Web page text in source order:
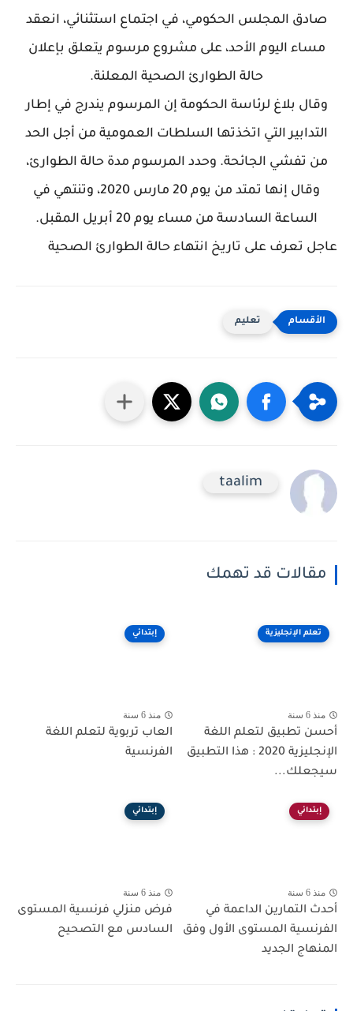
صادق المجلس الحكومي، في اجتماع استثنائي، انعقد
مساء اليوم الأحد، على مشروع مرسوم يتعلق بإعلان
حالة الطوارئ الصحية المعلنة.
وقال بلاغ لرئاسة الحكومة إن المرسوم يندرج في إطار
التدابير التي اتخذتها السلطات العمومية من أجل الحد
من تفشي الجائحة. وحدد المرسوم مدة حالة الطوارئ،
وقال إنها تمتد من يوم 20 مارس 2020، وتنتهي في
الساعة السادسة من مساء يوم 20 أبريل المقبل.
عاجل تعرف على تاريخ انتهاء حالة الطوارئ الصحية
تعليم
taalim
مقالات قد تهمك
تعلم الإنجليزية
منذ 6 سنة
أحسن تطبيق لتعلم اللغة
الإنجليزية 2020 : هذا التطبيق
سيجعلك...
إبتدائي
منذ 6 سنة
العاب تربوية لتعلم اللغة
الفرنسية
إبتدائي
منذ 6 سنة
أحدث التمارين الداعمة في
الفرنسية المستوى الأول وفق
المنهاج الجديد
إبتدائي
منذ 6 سنة
فرض منزلي فرنسية المستوى
السادس مع التصحيح